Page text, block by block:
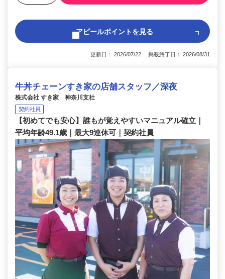
アピールポイントを見る
更新日： 2026/07/22 掲載終了日： 2026/08/31
牛丼チェーンすき家の店舗スタッフ／深夜
株式会社 すき家 神奈川支社
契約社員
【初めてでも安心】誰もが覚えやすいマニュアル確立｜
平均年齢49.1歳｜最大9連休可｜契約社員